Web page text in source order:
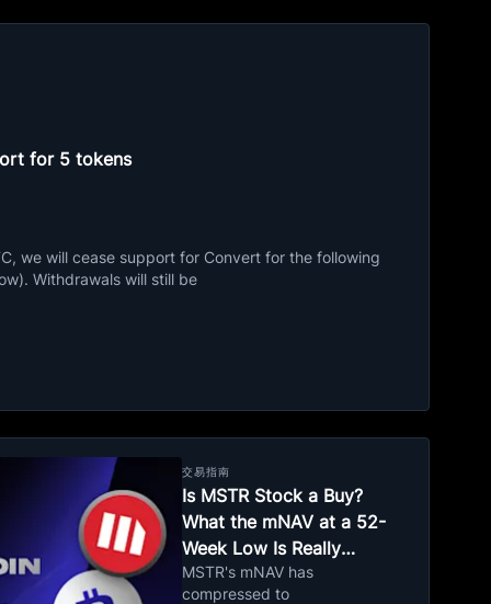
for 5 tokens
we will cease support for Convert for the following
Withdrawals will still be
交易指南
Is MSTR Stock a Buy?
What the mNAV at a 52-
Week Low Is Really
Telling You
MSTR's mNAV has
compressed to